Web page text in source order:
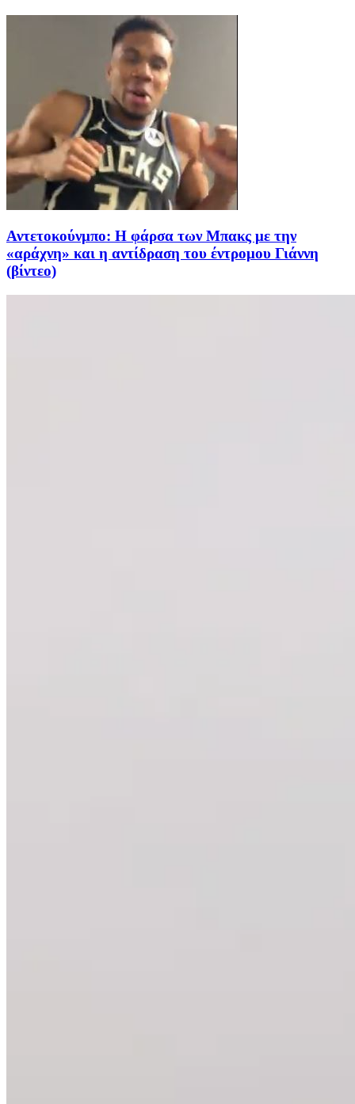
Αντετοκούνμπο: Η φάρσα των Μπακς με την
«αράχνη» και η αντίδραση του έντρομου Γιάννη
(βίντεο)